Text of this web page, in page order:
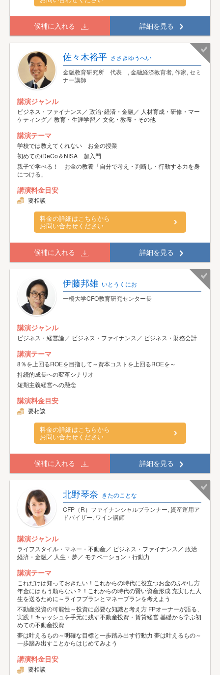
候補に入れる 詳細を見る
佐々木裕平 ささきゆうへい
金融教育研究所 代表 , 金融経済教育者, 作家, セミ
ナー講師
講演ジャンル
ビジネス・ファイナンス／ 政治･経済・金融／ 人材育成・研修・マー
ケティング／ 教育・生涯学習／ 文化・教養・その他
講演テーマ
学校では教えてくれない お金の授業
初めてのiDeCo＆NISA 超入門
親子で学べる！ お金の教養「自分で考え・判断し・行動する力を身
につける」
講演料金目安
要相談
料金の詳細はこちらから
お問い合わせください
候補に入れる 詳細を見る
伊藤邦雄 いとうくにお
一橋大学CFO教育研究センター長
講演ジャンル
ビジネス・経営論／ ビジネス・ファイナンス／ ビジネス・財務会計
講演テーマ
8％を上回るROEを目指して～資本コストを上回るROEを～
持続的成長への変革シナリオ
短期主義経営への懸念
講演料金目安
要相談
料金の詳細はこちらから
お問い合わせください
候補に入れる 詳細を見る
北野琴奈 きたのことな
CFP（R）ファイナンシャルプランナー, 資産運用ア
ドバイザー, ワイン講師
講演ジャンル
ライフスタイル・マネー・不動産／ ビジネス・ファイナンス／ 政治･
経済・金融／ 人生・夢／ モチベーション・行動力
講演テーマ
これだけは知っておきたい！これからの時代に役立つお金のふやし方
年金にはもう頼らない？！これからの時代の賢い資産形成 充実した人
生を送るために～ライフプランとマネープランを考えよう
不動産投資の可能性～投資に必要な知識と考え方 FPオーナーが語る、
実践！キャッシュを手元に残す不動産投資・賃貸経営 基礎から学ぶ初
めての不動産投資
夢は叶えるもの～明確な目標と一歩踏み出す行動力 夢は叶えるもの～
一歩踏み出すことからはじめてみよう
講演料金目安
要相談